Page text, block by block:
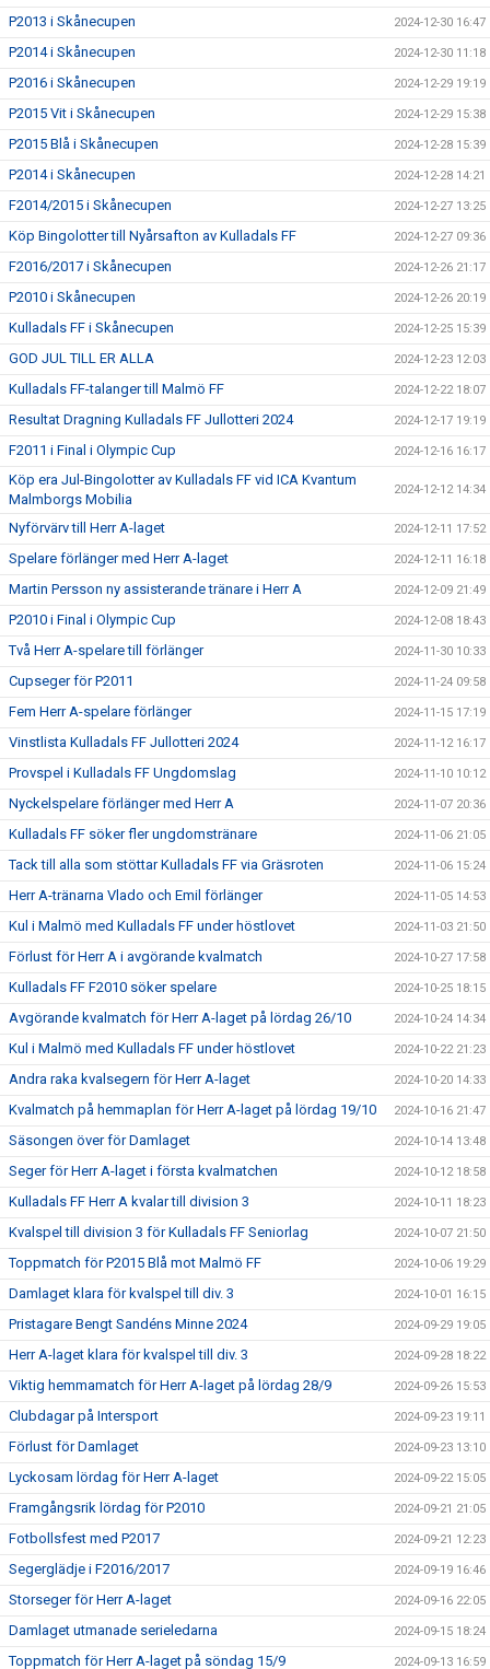
P2013 i Skånecupen 2024-12-30 16:47
P2014 i Skånecupen 2024-12-30 11:18
P2016 i Skånecupen 2024-12-29 19:19
P2015 Vit i Skånecupen 2024-12-29 15:38
P2015 Blå i Skånecupen 2024-12-28 15:39
P2014 i Skånecupen 2024-12-28 14:21
F2014/2015 i Skånecupen 2024-12-27 13:25
Köp Bingolotter till Nyårsafton av Kulladals FF 2024-12-27 09:36
F2016/2017 i Skånecupen 2024-12-26 21:17
P2010 i Skånecupen 2024-12-26 20:19
Kulladals FF i Skånecupen 2024-12-25 15:39
GOD JUL TILL ER ALLA 2024-12-23 12:03
Kulladals FF-talanger till Malmö FF 2024-12-22 18:07
Resultat Dragning Kulladals FF Jullotteri 2024 2024-12-17 19:19
F2011 i Final i Olympic Cup 2024-12-16 16:17
Köp era Jul-Bingolotter av Kulladals FF vid ICA Kvantum
Malmborgs Mobilia
2024-12-12 14:34
Nyförvärv till Herr A-laget 2024-12-11 17:52
Spelare förlänger med Herr A-laget 2024-12-11 16:18
Martin Persson ny assisterande tränare i Herr A 2024-12-09 21:49
P2010 i Final i Olympic Cup 2024-12-08 18:43
Två Herr A-spelare till förlänger 2024-11-30 10:33
Cupseger för P2011 2024-11-24 09:58
Fem Herr A-spelare förlänger 2024-11-15 17:19
Vinstlista Kulladals FF Jullotteri 2024 2024-11-12 16:17
Provspel i Kulladals FF Ungdomslag 2024-11-10 10:12
Nyckelspelare förlänger med Herr A 2024-11-07 20:36
Kulladals FF söker fler ungdomstränare 2024-11-06 21:05
Tack till alla som stöttar Kulladals FF via Gräsroten 2024-11-06 15:24
Herr A-tränarna Vlado och Emil förlänger 2024-11-05 14:53
Kul i Malmö med Kulladals FF under höstlovet 2024-11-03 21:50
Förlust för Herr A i avgörande kvalmatch 2024-10-27 17:58
Kulladals FF F2010 söker spelare 2024-10-25 18:15
Avgörande kvalmatch för Herr A-laget på lördag 26/10 2024-10-24 14:34
Kul i Malmö med Kulladals FF under höstlovet 2024-10-22 21:23
Andra raka kvalsegern för Herr A-laget 2024-10-20 14:33
Kvalmatch på hemmaplan för Herr A-laget på lördag 19/10 2024-10-16 21:47
Säsongen över för Damlaget 2024-10-14 13:48
Seger för Herr A-laget i första kvalmatchen 2024-10-12 18:58
Kulladals FF Herr A kvalar till division 3 2024-10-11 18:23
Kvalspel till division 3 för Kulladals FF Seniorlag 2024-10-07 21:50
Toppmatch för P2015 Blå mot Malmö FF 2024-10-06 19:29
Damlaget klara för kvalspel till div. 3 2024-10-01 16:15
Pristagare Bengt Sandéns Minne 2024 2024-09-29 19:05
Herr A-laget klara för kvalspel till div. 3 2024-09-28 18:22
Viktig hemmamatch för Herr A-laget på lördag 28/9 2024-09-26 15:53
Clubdagar på Intersport 2024-09-23 19:11
Förlust för Damlaget 2024-09-23 13:10
Lyckosam lördag för Herr A-laget 2024-09-22 15:05
Framgångsrik lördag för P2010 2024-09-21 21:05
Fotbollsfest med P2017 2024-09-21 12:23
Segerglädje i F2016/2017 2024-09-19 16:46
Storseger för Herr A-laget 2024-09-16 22:05
Damlaget utmanade serieledarna 2024-09-15 18:24
Toppmatch för Herr A-laget på söndag 15/9 2024-09-13 16:59